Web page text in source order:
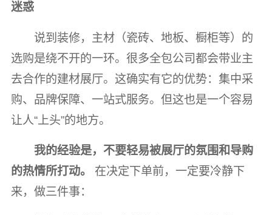
迷惑
说到装修，主材（瓷砖、地板、橱柜等）的
选购是绕不开的一环。很多全包公司都会带业主
去合作的建材展厅。这确实有它的优势：集中采
购、品牌保障、一站式服务。但这也是一个容易
让人“上头”的地方。
我的经验是，不要轻易被展厅的氛围和导购
的热情所打动。
在决定下单前，一定要冷静下
来，做三件事：